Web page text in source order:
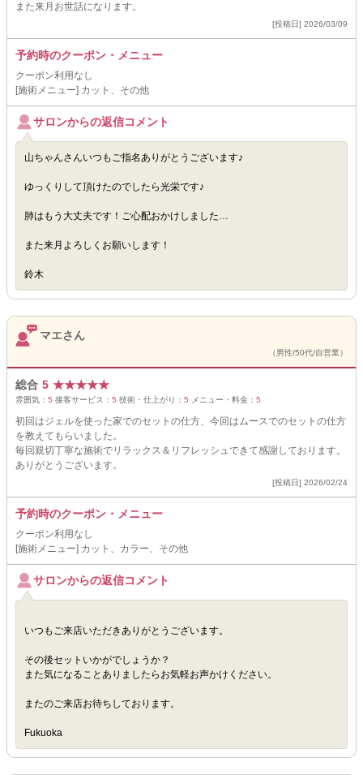
また来月お世話になります。
[投稿日] 2026/03/09
予約時のクーポン・メニュー
クーポン利用なし
[施術メニュー] カット、その他
サロンからの返信コメント
山ちゃんさんいつもご指名ありがとうございます♪
ゆっくりして頂けたのでしたら光栄です♪
肺はもう大丈夫です！ご心配おかけしました…
また来月よろしくお願いします！
鈴木
マエさん
（男性/50代/自営業）
総合 5 ★★★★★
雰囲気： 5 接客サービス： 5 技術・仕上がり： 5 メニュー・料金： 5
初回はジェルを使った家でのセットの仕方、今回はムースでのセットの仕方
を教えてもらいました。
毎回親切丁寧な施術でリラックス＆リフレッシュできて感謝しております。
ありがとうございます。
[投稿日] 2026/02/24
予約時のクーポン・メニュー
クーポン利用なし
[施術メニュー] カット、カラー、その他
サロンからの返信コメント
いつもご来店いただきありがとうございます。
その後セットいかがでしょうか？
また気になることありましたらお気軽お声かけください。
またのご来店お待ちしております。
Fukuoka